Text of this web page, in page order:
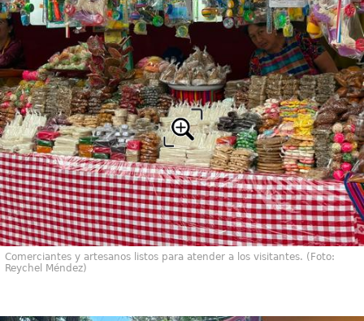
Comerciantes y artesanos listos para atender a los visitantes. (Foto:
Reychel Méndez)